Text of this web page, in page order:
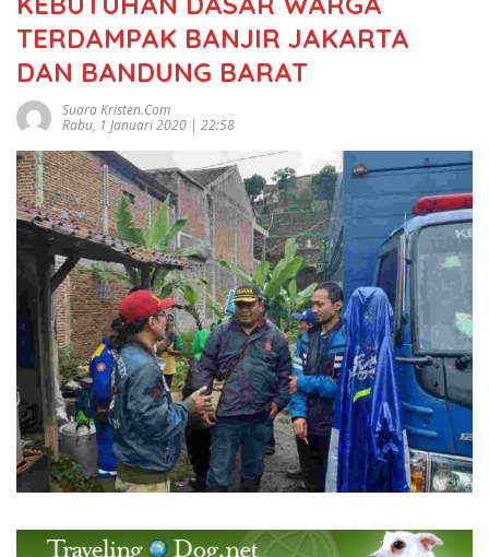
TERDAMPAK BANJIR JAKARTA
DAN BANDUNG BARAT
Suara Kristen.com
Rabu, 1 Januari 2020 | 22:58